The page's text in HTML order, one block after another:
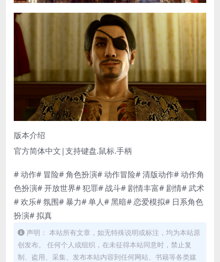
版本介绍
官方简体中文|支持键盘.鼠标.手柄
# 动作# 冒险# 角色扮演# 动作冒险# 清版动作# 动作角
色扮演# 开放世界# 犯罪# 战斗# 剧情丰富# 剧情# 武术
# 欢乐# 氛围# 暴力# 单人# 黑暗# 恋爱模拟# 日系角色
扮演# 拟真
声明： 本站所有文章，如无特殊说明或标注，均为本站原
创发布。 任何个人或组织，在未征得本站同意时，禁止复
制、盗用、采集、发布本站内容到任何网站、书籍等各类媒